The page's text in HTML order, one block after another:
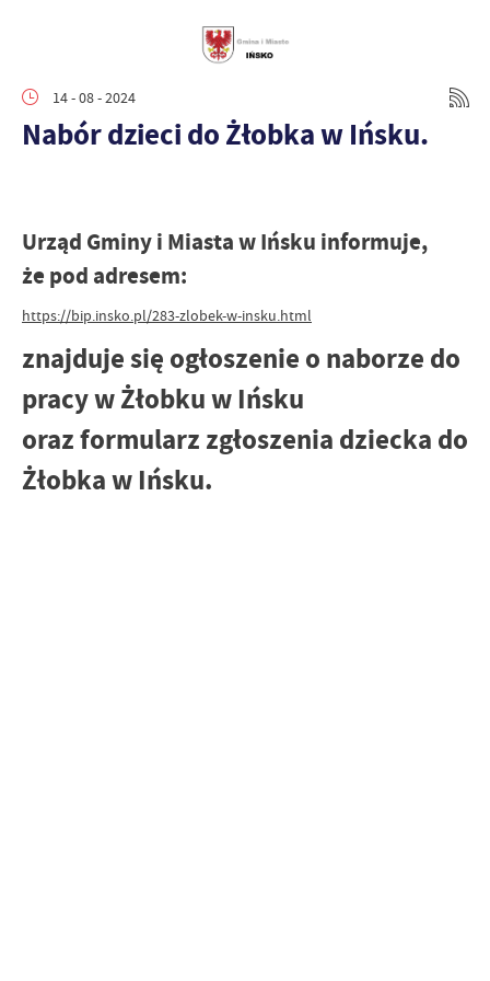
14 - 08 - 2024
Nabór dzieci do Żłobka w Ińsku.
Urząd Gminy i Miasta w Ińsku informuje,
że pod adresem:
https://bip.insko.pl/283-zlobek-w-insku.html
znajduje się ogłoszenie o naborze do
pracy w Żłobku w Ińsku
oraz formularz zgłoszenia dziecka do
Żłobka w Ińsku.